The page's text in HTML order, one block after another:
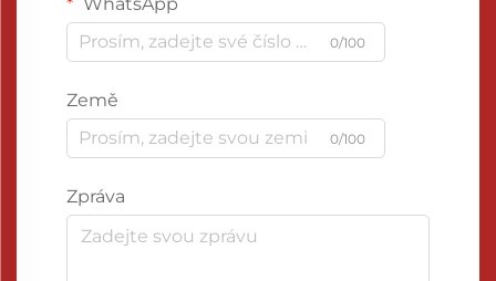
0/100
Země
0/100
Zpráva